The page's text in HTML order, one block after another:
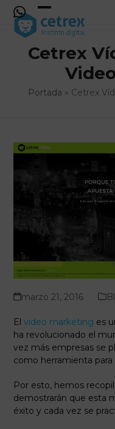
Skip
content
Open
mobile
menu
Close
mobile
menu
Cetrex
Portada » Cetrex
marzo 21, 2016
Elvideo marketing es
ha revolucionado el
vez más empresas se
como herramienta
Por esto, hemos
demostrarán que esta
éxito y cada vez se